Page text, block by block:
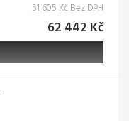
51 605 Kč Bez DPH
62 442 Kč